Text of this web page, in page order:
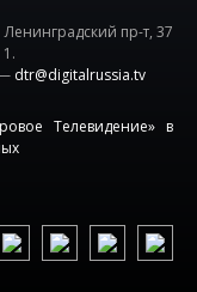
пр-т, 37
dtr@digitalrussia.tv
Телевидение» в